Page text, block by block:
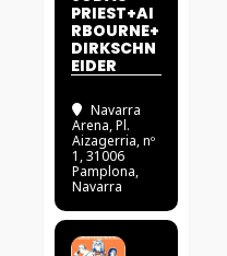
PRIEST+AI
RBOURNE+
DIRKSCHN
EIDER
Navarra
Arena, Pl.
Aizagerria, nº
1, 31006
Pamplona,
Navarra